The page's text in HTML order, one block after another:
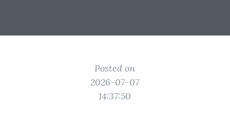
Posted on
2026-07-07
14:37:50